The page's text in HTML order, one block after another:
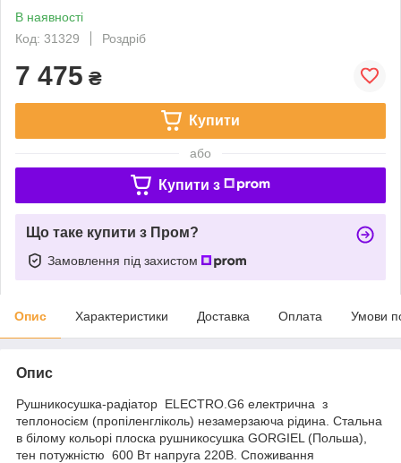
В наявності
Код: 31329
Роздріб
7 475 ₴
Купити
або
Купити з
Що таке купити з Пром?
Замовлення під захистом
Опис Характеристики Доставка Оплата Умови
Опис
Рушникосушка-радіатор ELECTRO.G6 електрична з
теплоносієм (пропіленгліколь) незамерзаюча рідина. Стальна
в білому кольорі плоска рушникосушка GORGIEL (Польша),
тен потужністю 600 Вт напруга 220В. Споживання